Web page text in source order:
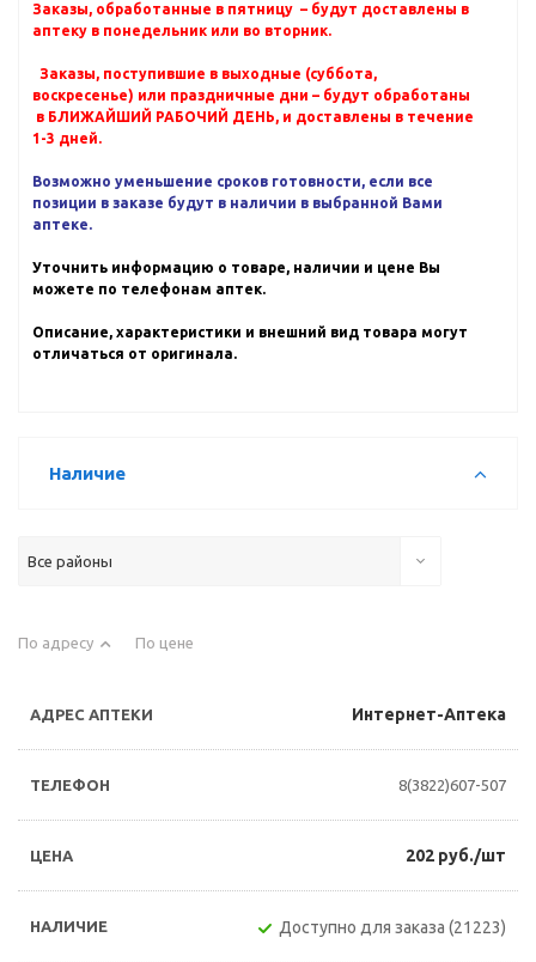
Заказы, обработанные в пятницу – будут доставлены в
аптеку в понедельник или во вторник.
Заказы, поступившие в выходные (суббота,
воскресенье) или праздничные дни – будут обработаны
в БЛИЖАЙШИЙ РАБОЧИЙ ДЕНЬ, и доставлены в течение
1-3 дней.
Возможно уменьшение сроков готовности, если все
позиции в заказе будут в наличии в выбранной Вами
аптеке.
Уточнить информацию о товаре, наличии и цене Вы
можете по телефонам аптек.
Описание, характеристики и внешний вид товара могут
отличаться от оригинала.
Наличие
Все районы
По адресу По цене
Интернет-Аптека
8(3822)607-507
202 руб./шт
Доступно для заказа (21223)